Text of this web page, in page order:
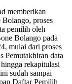
memberikan
proses
pemilih oleh
Bolango pada
mulai dari proses
Pemutakhiran data
rekapitulasi
sudah sampai
Daftar Pemilih